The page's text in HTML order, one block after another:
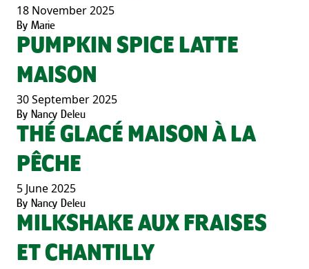
18 November 2025
By Marie
PUMPKIN SPICE LATTE
MAISON
30 September 2025
By Nancy Deleu
THÉ GLACÉ MAISON À LA
PÊCHE
5 June 2025
By Nancy Deleu
MILKSHAKE AUX FRAISES
ET CHANTILLY